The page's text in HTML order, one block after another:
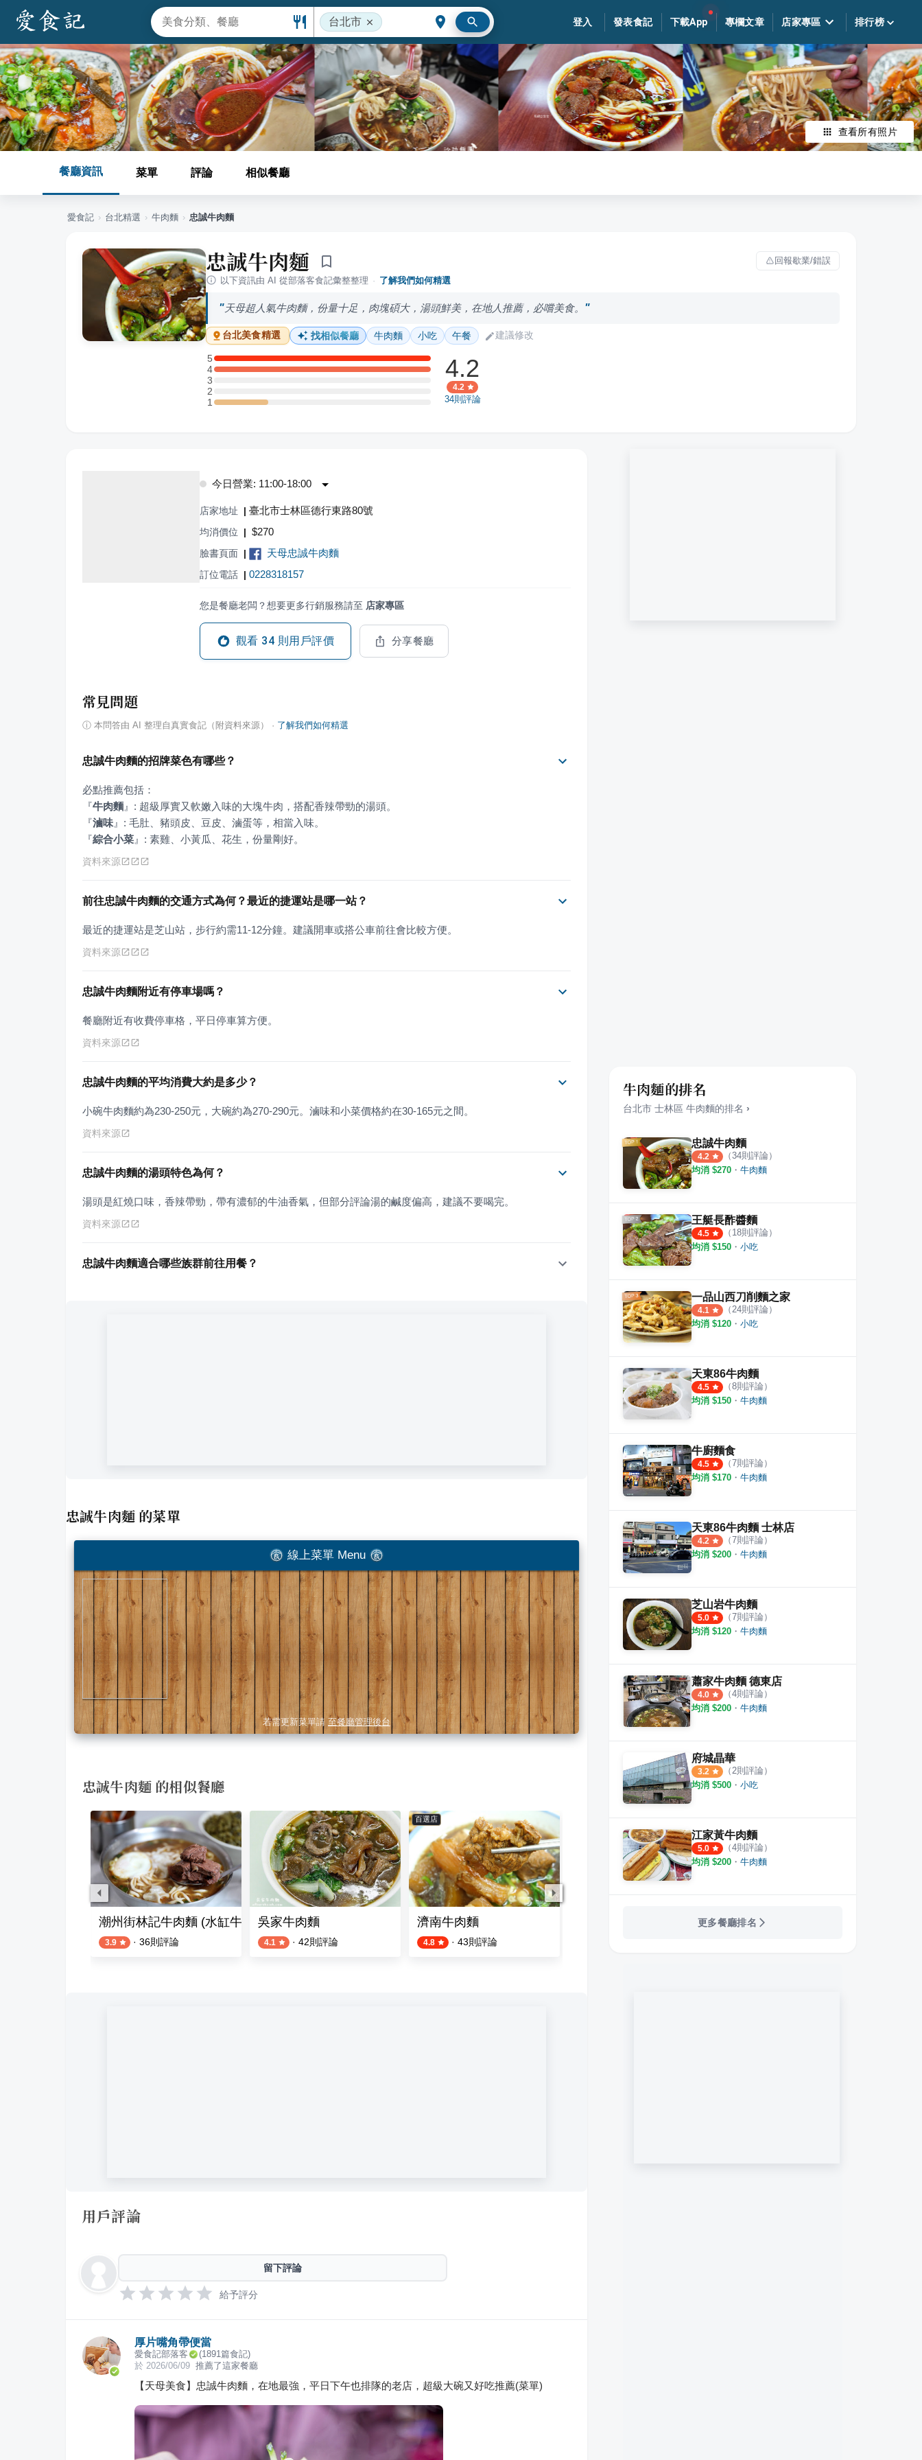
台北市 登入 發表食記 下載App 專欄文章 店家專區 排行榜
查看所有照片
餐廳資訊 菜單 評論 相似餐廳
愛食記 › 台北精選 › 牛肉麵 › 忠誠牛肉麵
忠誠牛肉麵
回報歇業/錯誤
以下資訊由 AI 從部落客食記彙整整理 · 了解我們如何精選
天母超人氣牛肉麵，份量十足，肉塊碩大，湯頭鮮美，在地人推薦，必嚐美食。
台北美食精選 找相似餐廳 牛肉麵 小吃 午餐 建議修改
5
5 星：4 則評論
4
4 星：4 則評論
3
3 星：0 則評論
2
2 星：0 則評論
11 星：1 則評論
4.2
4.2
34則評論
今日營業: 11:00-18:00
店家地址 | 臺北市士林區德行東路80號
均消價位 | $270
臉書頁面 | 天母忠誠牛肉麵
訂位電話 | 0228318157
您是餐廳老闆？想要更多行銷服務請至 店家專區
觀看 34 則用戶評價 分享餐廳
常見問題
ⓘ 本問答由 AI 整理自真實食記（附資料來源） · 了解我們如何精選
忠誠牛肉麵的招牌菜色有哪些？
『牛肉麵 』
『滷味 』
『綜合小菜 』 : 素雞、小黃瓜、花生，份量剛好。
資料來源
前往忠誠牛肉麵的交通方式為何？最近的捷運站是哪一站？
最近的捷運站是芝山站，步行約需11-12分鐘。建議開車或搭公車前往會比較方便。
資料來源
忠誠牛肉麵附近有停車場嗎？
餐廳附近有收費停車格，平日停車算方便。
資料來源
忠誠牛肉麵的平均消費大約是多少？
小碗牛肉麵約為230-250元，大碗約為270-290元。滷味和小菜價格約在30-165元之間。
資料來源
忠誠牛肉麵的湯頭特色為何？
湯頭是紅燒口味，香辣帶勁，帶有濃郁的牛油香氣，但部分評論湯的鹹度偏高，建議不要喝完。
資料來源
忠誠牛肉麵適合哪些族群前往用餐？
忠誠牛肉麵 的菜單
線上菜單 Menu
若需更新菜單請 至餐廳管理後台
忠誠牛肉麵 的相似餐廳
潮州街林記牛肉麵 (水缸牛肉麵)
3.9 · 36則評論
吳家牛肉麵
4.1 · 42則評論
百選店
濟南牛肉麵
4.8 · 43則評論
七十二牛肉麵
用戶評論
留下評論
給予評分
厚片嘴角帶便當
愛食記部落客 (1891 篇食記)
於 2026/06/09 推薦了這家餐廳
【天母美食】忠誠牛肉麵，在地最強，平日下午也排隊的老店，超級大碗又好吃推薦(菜單)
牛肉麵的排名
台北市 士林區 牛肉麵的排名 ›
忠誠牛肉麵
4.2 （34則評論）
均消 $270 ・ 牛肉麵
王艇長酢醬麵
4.5 （ 18則評論）
均消 $150 ・ 小吃
一品山西刀削麵之家
4.1 （24則評論）
均消 $120 ・ 小吃
天東86牛肉麵
4.5 （8則評論）
均消 $150 ・ 牛肉麵
牛廚麵食
4.5 （7則評論）
均消 $170 ・ 牛肉麵
天東86牛肉麵 士林店
4.2 （7則評論）
均消 $200 ・ 牛肉麵
芝山岩牛肉麵
5.0 （7則評論）
均消 $120 ・ 牛肉麵
蕭家牛肉麵 德東店
4.0 （4則評論）
均消 $200 ・ 牛肉麵
府城晶華
3.2 （2則評論）
均消 $500 ・ 小吃
江家黃牛肉麵
5.0 （4則評論）
均消 $200 ・ 牛肉麵
更多餐廳排名